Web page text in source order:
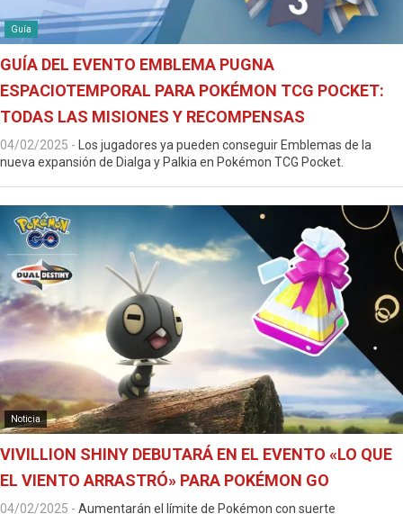
Guía
GUÍA DEL EVENTO EMBLEMA PUGNA
ESPACIOTEMPORAL PARA POKÉMON TCG POCKET:
TODAS LAS MISIONES Y RECOMPENSAS
04/02/2025 -
Los jugadores ya pueden conseguir Emblemas de la
nueva expansión de Dialga y Palkia en Pokémon TCG Pocket.
Noticia
VIVILLION SHINY DEBUTARÁ EN EL EVENTO «LO QUE
EL VIENTO ARRASTRÓ» PARA POKÉMON GO
04/02/2025 - Aumentarán el límite de Pokémon con suerte